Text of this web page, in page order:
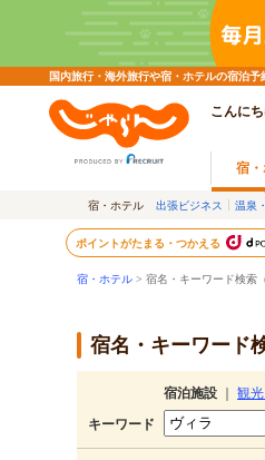
国内旅行・海外旅行や宿・ホテルの宿泊
こんに
宿
宿・ホテル 出張ビジネス 温泉
ポイントがたまる・つかえる
宿・ホテル > 宿名・キーワード検索
宿名・キーワード
宿泊施設 観
キーワード